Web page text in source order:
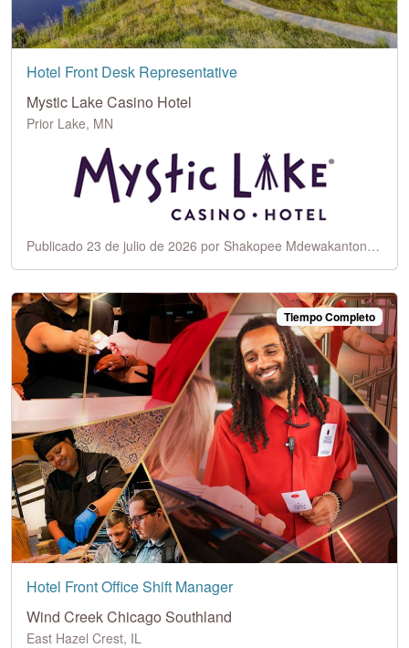
Hotel Front Desk Representative
Mystic Lake Casino Hotel
Prior Lake, MN
Publicado 23 de julio de 2026 por Shakopee Mdewakanton Sioux Community
Tiempo Completo
Hotel Front Office Shift Manager
Wind Creek Chicago Southland
East Hazel Crest, IL